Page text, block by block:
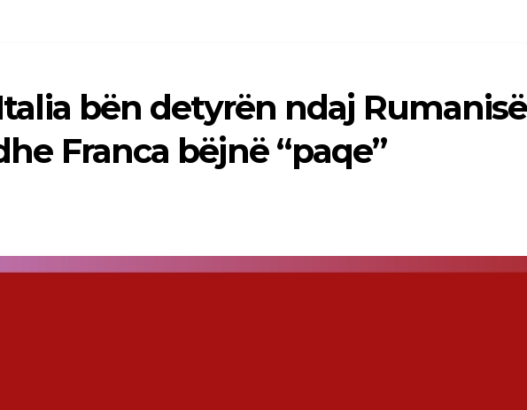
Italia bën detyrën ndaj
Franca bëjnë “paqe”